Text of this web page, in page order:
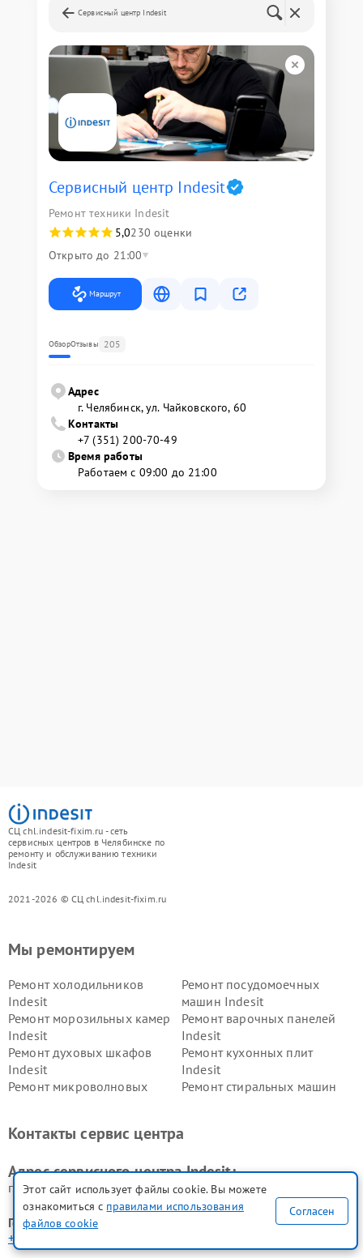
Сервисный центр Indesit
Сервисный центр Indesit
Ремонт техники Indesit
5,0230 оценки
Открыто до 21:00
Маршрут
ОбзорОтзывы 205
Адрес
г. Челябинск, ул. Чайковского, 60
Контакты
+7 (351) 200-70-49
Время работы
Работаем с 09:00 до 21:00
СЦ chl.indesit-fixim.ru - сеть
сервисных центров в Челябинске по
ремонту и обслуживанию техники
Indesit
2021-2026 © СЦ chl.indesit-fixim.ru
Мы ремонтируем
Ремонт холодильников
Indesit
Ремонт посудомоечных
машин Indesit
Ремонт морозильных камер
Indesit
Ремонт варочных панелей
Indesit
Ремонт духовых шкафов
Indesit
Ремонт кухонных плит
Indesit
Ремонт микроволновых
Ремонт стиральных машин
Indesit
Indesit
Контакты сервис центра
Адрес сервисного центра Indesit:
г. Челябинск, ул. Чайковского, 60
Горячая линия:
+7 (351) 200-70-49
Этот сайт использует файлы cookie. Вы можете
ознакомиться с правилами использования
файлов cookie
Согласен